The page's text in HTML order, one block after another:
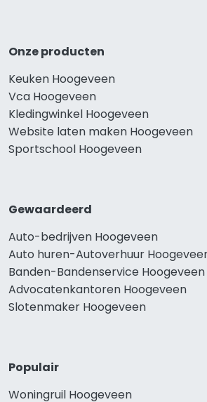
Onze producten
Keuken Hoogeveen
Vca Hoogeveen
Kledingwinkel Hoogeveen
Website laten maken Hoogeveen
Sportschool Hoogeveen
Gewaardeerd
Auto-bedrijven Hoogeveen
Auto huren-Autoverhuur
Banden-Bandenservice Hoogeveen
Advocatenkantoren Hoogeveen
Slotenmaker Hoogeveen
Populair
Woningruil Hoogeveen